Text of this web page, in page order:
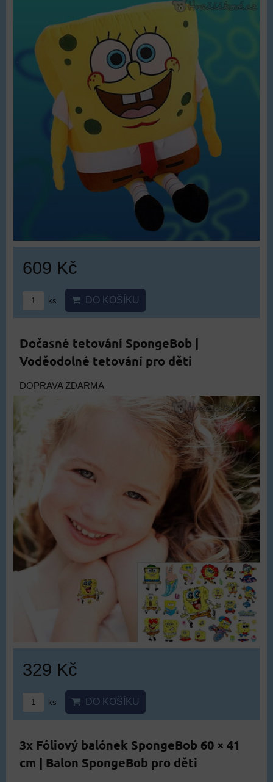
609 Kč
ks DO KOŠÍKU
Dočasné tetování SpongeBob |
Voděodolné tetování pro děti
DOPRAVA ZDARMA
329 Kč
ks DO KOŠÍKU
3x Fóliový balónek SpongeBob 60 × 41
cm | Balon SpongeBob pro děti